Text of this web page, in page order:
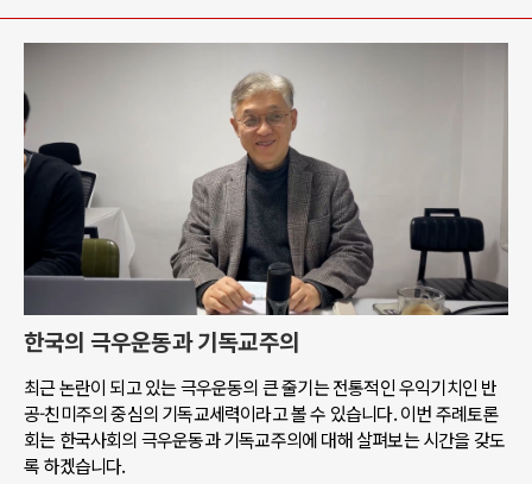
한국의 극우운동과 기독교주의
최근 논란이 되고 있는 극우운동의 큰 줄기는 전통적인 우익기치인 반
공-친미주의 중심의 기독교세력이라고 볼 수 있습니다. 이번 주례토론
회는 한국사회의 극우운동과 기독교주의에 대해 살펴보는 시간을 갖도
록 하겠습니다.